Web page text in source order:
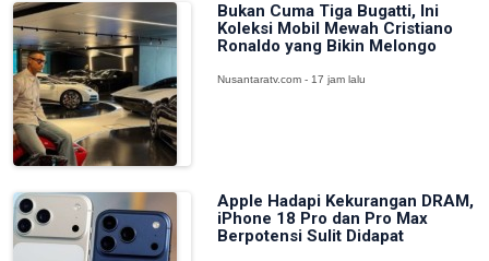
Bukan Cuma Tiga Bugatti, Ini
Koleksi Mobil Mewah Cristiano
Ronaldo yang Bikin Melongo
Nusantaratv.com - 17 jam lalu
Apple Hadapi Kekurangan DRAM,
iPhone 18 Pro dan Pro Max
Berpotensi Sulit Didapat